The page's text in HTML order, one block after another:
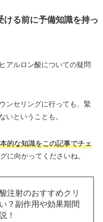
る前に予備知識を持っ
アルロン酸についての疑問
ンセリングに行っても、緊
いということも。
的な知識をこの記事でチェ
に向かってくださいね。
注射のおすすめクリ
？副作用や効果期間
！